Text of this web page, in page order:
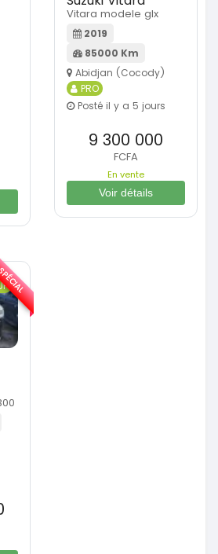
Vitara modele glx
2019
85000 Km
Abidjan (Cocody)
PRO
Posté il y a 5 jours
9 300 000
FCFA
En vente
Voir détails